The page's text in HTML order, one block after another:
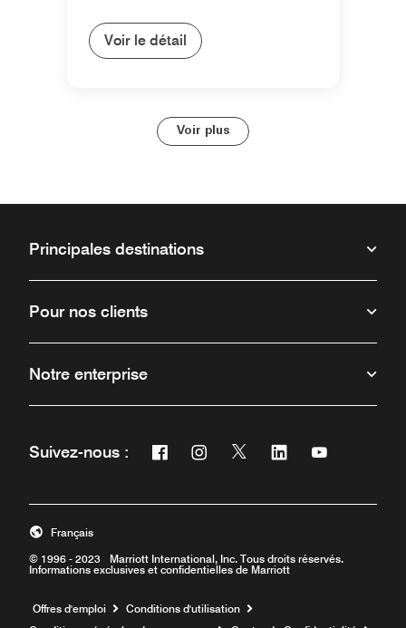
Voir le détail
Voir plus
Principales destinations
Pour nos clients
Notre enterprise
Suivez-nous : Facebook
Ouvre une nouvelle fenêtre
Instagram
Ouvre une nouvelle fenêtre
Twitter
Ouvre une nouvelle
Linkedin
Ouvre uneOuvre une
© 1996 - 2023 Marriott International, Inc. Tous droits réservés.
Informations exclusives et confidentielles de Marriott
Français
Offres d'emploi Ouvre une nouvelle fenêtre
Conditions d'utilisation